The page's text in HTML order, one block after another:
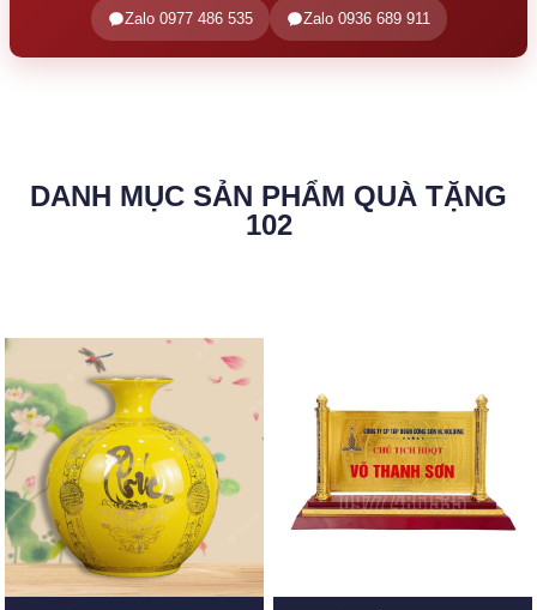
Zalo 0977 486 535 Zalo 0936 689 911
DANH MỤC SẢN PHẨM QUÀ TẶNG
102